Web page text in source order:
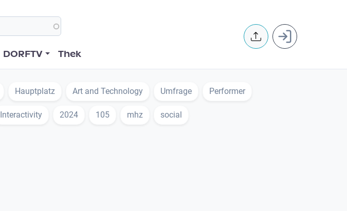
DORFTV Thek
User
Hauptplatz Art and Technology Umfrage Performer
Interactivity 2024 105 mhz social